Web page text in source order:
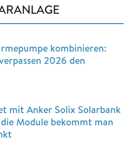
kombinieren:
2026 den
mit Anker Solix Solarbank
Module bekommt man